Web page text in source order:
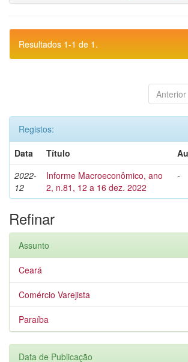
Resultados 1-1 de 1.
Anterior
Registos:
Data
Título
2022-
12
Informe Macroeconômico, ano
2, n.81, 12 a 16 dez. 2022
-
Refinar
Assunto
Ceará
Comércio Varejista
Paraíba
Data de Publicação